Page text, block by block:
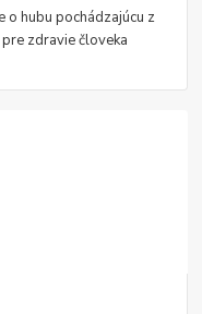
o hubu pochádzajúcu z
zdravie človeka